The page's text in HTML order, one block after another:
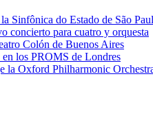
Sinfônica do Estado de São
concierto para cuatro y orquesta
Colón de Buenos Aires
los PROMS de Londres
la Oxford Philharmonic